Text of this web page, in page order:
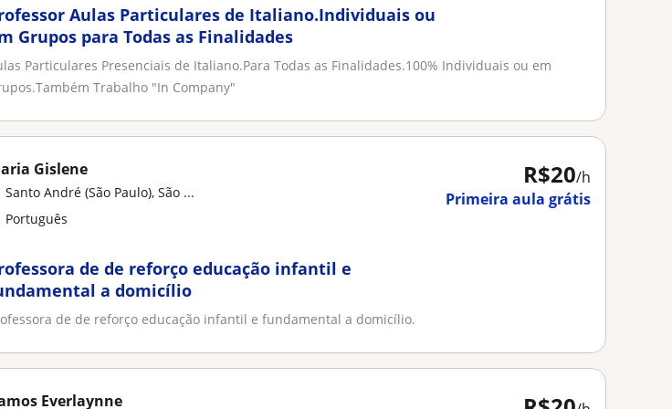
Aulas Particulares de Italiano.Individuais ou
Grupos para Todas as Finalidades
Particulares Presenciais de Italiano.Para Todas as Finalidades.100% Individuais ou em
Trabalho "In Company"
R$20/h
Primeira aula grátis
Gislene
Santo André (São Paulo), São ...
Português
de de reforço educação infantil e
a domicílio
de de reforço educação infantil e fundamental a domicílio.
Everlaynne